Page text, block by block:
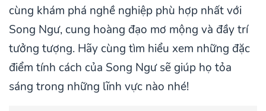
cùng khám phá nghề nghiệp phù hợp nhất với
Song Ngư, cung hoàng đạo mơ mộng và đầy trí
tưởng tượng. Hãy cùng tìm hiểu xem những đặc
điểm tính cách của Song Ngư sẽ giúp họ tỏa
sáng trong những lĩnh vực nào nhé!